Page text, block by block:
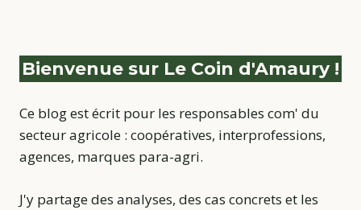
Bienvenue sur Le Coin d'Amaury !
Ce blog est écrit pour les responsables com' du
secteur agricole : coopératives, interprofessions,
agences, marques para-agri.
J'y partage des analyses, des cas concrets et les